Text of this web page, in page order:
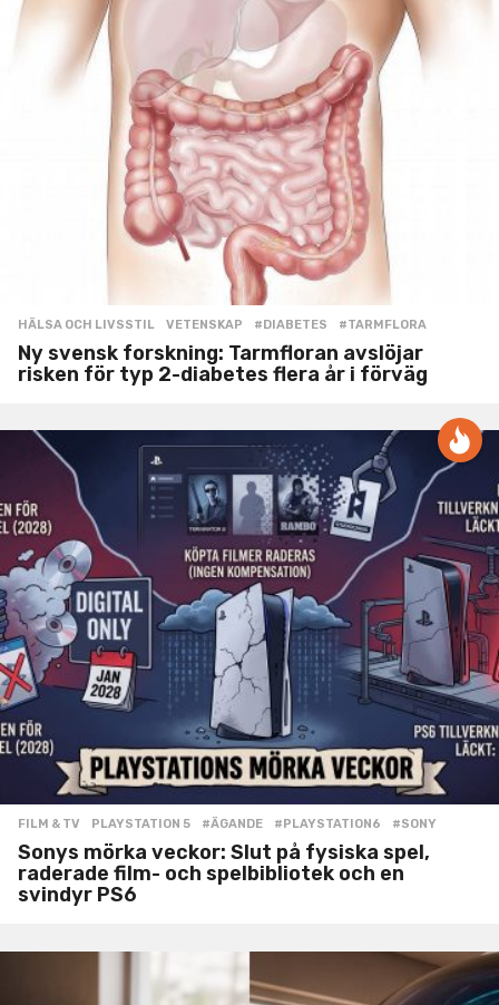
HÄLSA OCH LIVSSTIL ,VETENSKAP #DIABETES ,#TARMFLORA
Ny svensk forskning: Tarmfloran avslöjar
risken för typ 2-diabetes flera år i förväg
FILM & TV ,PLAYSTATION 5 #ÄGANDE ,#PLAYSTATION6 ,#SONY
Sonys mörka veckor: Slut på fysiska spel,
raderade film- och spelbibliotek och en
svindyr PS6